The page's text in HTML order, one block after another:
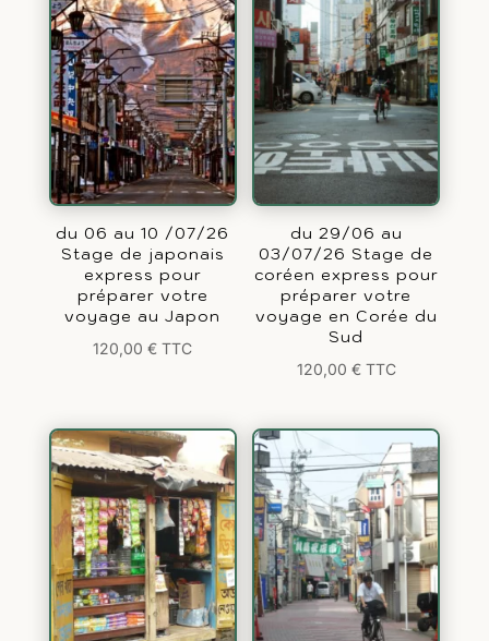
du 06 au 10 /07/26
Stage de japonais
express pour
préparer votre
voyage au Japon
120,00€ TTC
du 29/06 au
03/07/26 Stage de
coréen express pour
préparer votre
voyage en Corée du
Sud
120,00 € TTC